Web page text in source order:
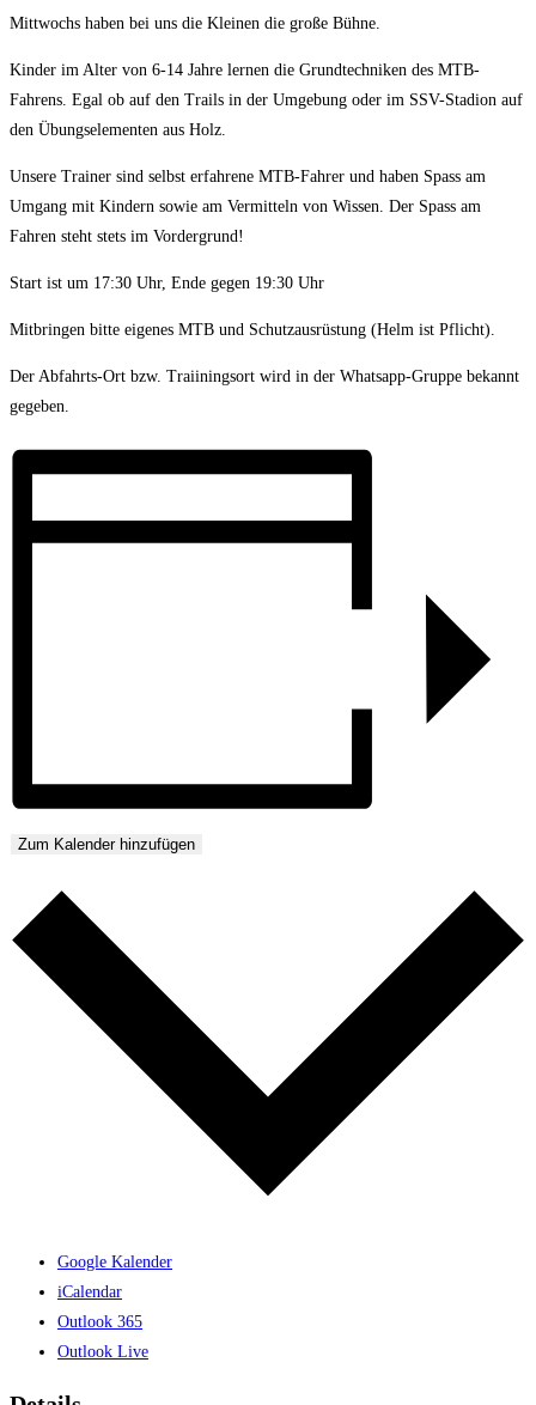
Mittwochs haben bei uns die Kleinen die große Bühne.
Kinder im Alter von 6-14 Jahre lernen die Grundtechniken des MTB-
Fahrens. Egal ob auf den Trails in der Umgebung oder im SSV-Stadion auf
den Übungselementen aus Holz.
Unsere Trainer sind selbst erfahrene MTB-Fahrer und haben Spass am
Umgang mit Kindern sowie am Vermitteln von Wissen. Der Spass am
Fahren steht stets im Vordergrund!
Start ist um 17:30 Uhr, Ende gegen 19:30 Uhr
Mitbringen bitte eigenes MTB und Schutzausrüstung (Helm ist Pflicht).
Der Abfahrts-Ort bzw. Traiiningsort wird in der Whatsapp-Gruppe bekannt
gegeben.
Zum Kalender hinzufügen
Google Kalender
iCalendar
Outlook 365
Outlook Live